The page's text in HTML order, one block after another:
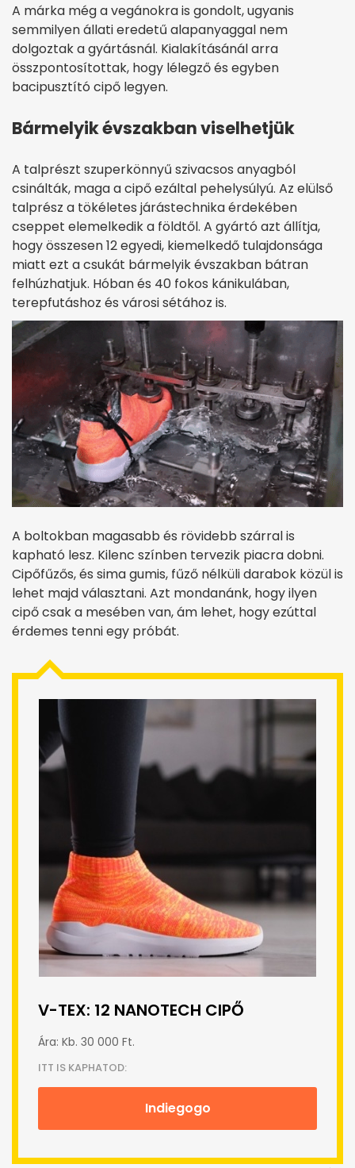
A márka még a vegánokra is gondolt, ugyanis
semmilyen állati eredetű alapanyaggal nem
dolgoztak a gyártásnál. Kialakításánál arra
összpontosítottak, hogy lélegző és egyben
bacipusztító cipő legyen.
Bármelyik évszakban viselhetjük
A talprészt szuperkönnyű szivacsos anyagból
csinálták, maga a cipő ezáltal pehelysúlyú. Az elülső
talprész a tökéletes járástechnika érdekében
cseppet elemelkedik a földtől. A gyártó azt állítja,
hogy összesen 12 egyedi, kiemelkedő tulajdonsága
miatt ezt a csukát bármelyik évszakban bátran
felhúzhatjuk. Hóban és 40 fokos kánikulában,
terepfutáshoz és városi sétához is.
A boltokban magasabb és rövidebb szárral is
kapható lesz. Kilenc színben tervezik piacra dobni.
Cipőfűzős, és sima gumis, fűző nélküli darabok közül is
lehet majd választani. Azt mondanánk, hogy ilyen
cipő csak a mesében van, ám lehet, hogy ezúttal
érdemes tenni egy próbát.
V-TEX: 12 NANOTECH CIPŐ
Ára: Kb. 30 000 Ft.
ITT IS KAPHATOD:
Indiegogo